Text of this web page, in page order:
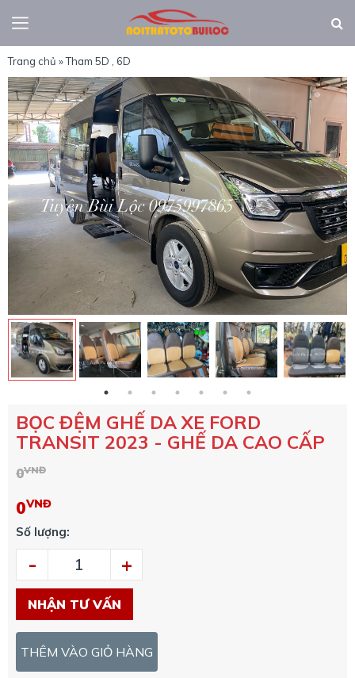
Trang chủ »Tham 5D , 6D
BỌC ĐỆM GHẾ DA XE FORD
TRANSIT 2023 - GHẾ DA CAO CẤP
0VNĐ
0VNĐ
Số lượng:
- +
NHẬN TƯ VẤN
THÊM VÀO GIỎ HÀNG